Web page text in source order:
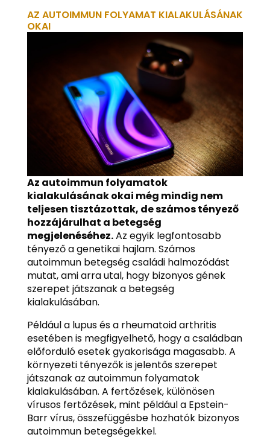
AZ AUTOIMMUN FOLYAMAT KIALAKULÁSÁNAK
OKAI
Az autoimmun folyamatok
kialakulásának okai még mindig nem
teljesen tisztázottak, de számos tényező
hozzájárulhat a betegség
megjelenéséhez.Az egyik legfontosabb
tényező a genetikai hajlam. Számos
autoimmun betegség családi halmozódást
mutat, ami arra utal, hogy bizonyos gének
szerepet játszanak a betegség
kialakulásában.
Például a lupus és a rheumatoid arthritis
esetében is megfigyelhető, hogy a családban
előforduló esetek gyakorisága magasabb. A
környezeti tényezők is jelentős szerepet
játszanak az autoimmun folyamatok
kialakulásában. A fertőzések, különösen
vírusos fertőzések, mint például a Epstein-
Barr vírus, összefüggésbe hozhatók bizonyos
autoimmun betegségekkel.